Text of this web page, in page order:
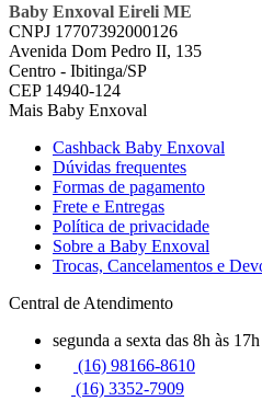
Baby Enxoval Eireli ME
CNPJ 17707392000126
Avenida Dom Pedro II, 135
Centro - Ibitinga/SP
CEP 14940-124
Mais Baby Enxoval
Cashback Baby Enxoval
Dúvidas frequentes
Formas de pagamento
Frete e Entregas
Política de privacidade
Sobre a Baby Enxoval
Trocas, Cancelamentos e
Central de Atendimento
segunda a sexta das 8h às 17h
(16) 98166-8610
(16) 3352-7909